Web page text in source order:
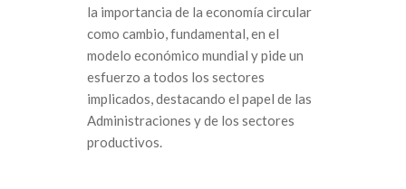
la importancia de la economía circular
como cambio, fundamental, en el
modelo económico mundial y pide un
esfuerzo a todos los sectores
implicados, destacando el papel de las
Administraciones y de los sectores
productivos.